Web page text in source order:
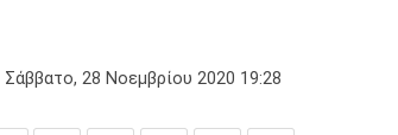
Σάββατο, 28 Νοεμβρίου 2020 19:28